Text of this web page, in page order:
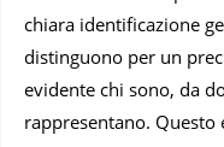
chiara identificazione
distinguono per un
evidente chi sono, da
rappresentano.